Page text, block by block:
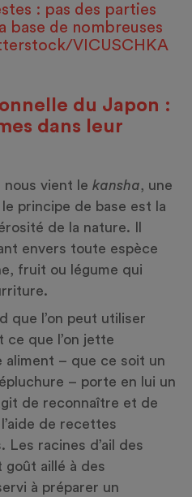
: pas des parties
base de nombreuses
VICUSCHKA
du Japon :
dans leur
nous vient le kansha, une
principe de base est la
de la nature. Il
envers toute espèce
fruit ou légume qui
que l’on peut utiliser
que l’on jette
aliment – que ce soit un
– porte en lui un
de reconnaître et de
de recettes
Les racines d’ail des
aillé à des
à préparer un